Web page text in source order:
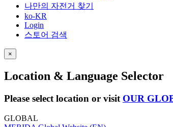
나만의 자전거 찾기
ko-KR
Login
스토어 검색
×
Location & Language Selector
Please select location or visit OUR
GLOBAL